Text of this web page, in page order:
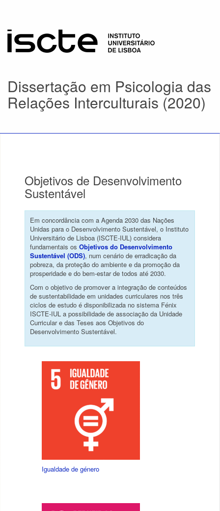
Dissertação em Psicologia das
Relações Interculturais (2020)
Objetivos de Desenvolvimento
Sustentável
Em concordância com a Agenda 2030 das Nações
Unidas para o Desenvolvimento Sustentável, o Instituto
Universitário de Lisboa (ISCTE-IUL) considera
fundamentais os Objetivos do Desenvolvimento
Sustentável (ODS), num cenário de erradicação da
pobreza, da proteção do ambiente e da promoção da
prosperidade e do bem-estar de todos até 2030.
Com o objetivo de promover a integração de conteúdos
de sustentabilidade em unidades curriculares nos três
ciclos de estudo é disponibilizada no sistema Fénix
ISCTE-IUL a possibilidade de associação da Unidade
Curricular e das Teses aos Objetivos do
Desenvolvimento Sustentável.
Igualdade de género